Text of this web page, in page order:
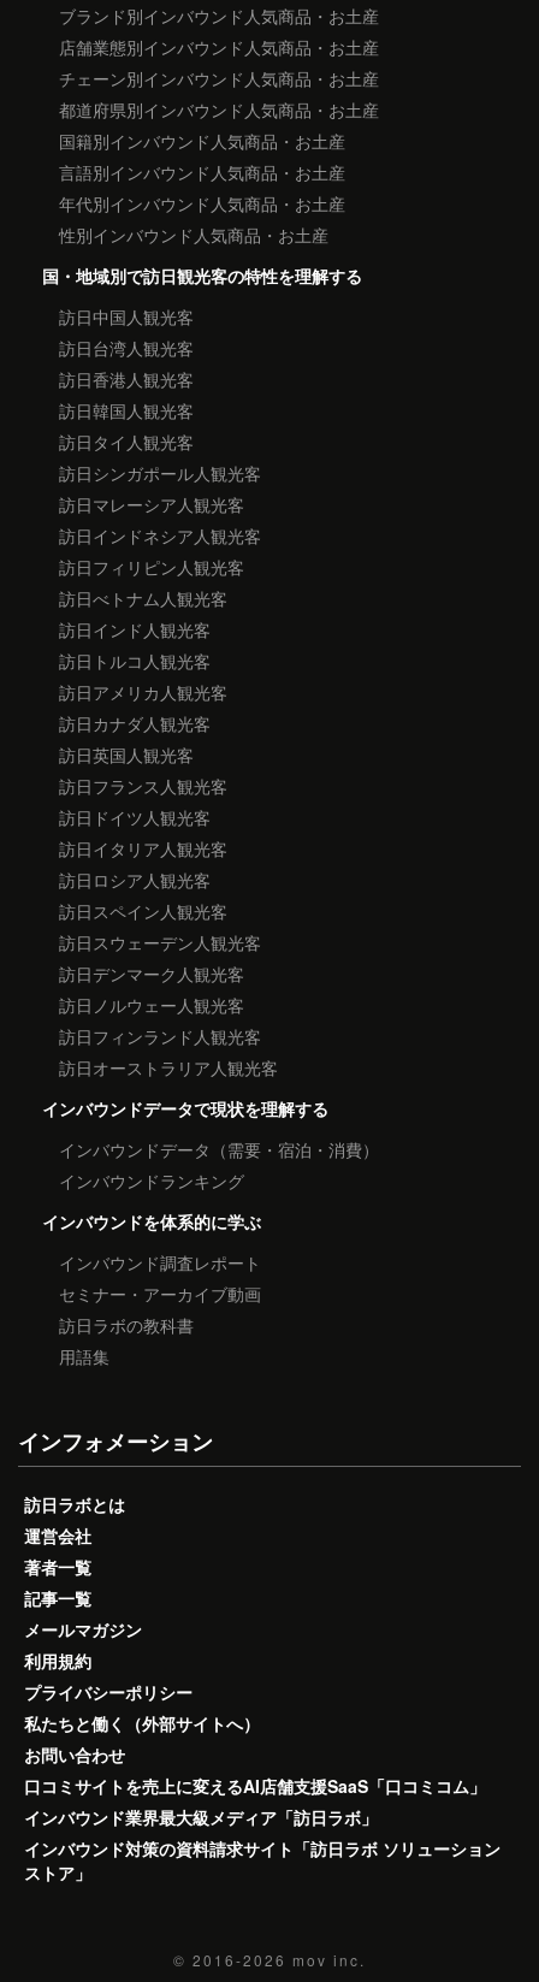
ブランド別インバウンド人気商品・お土産
店舗業態別インバウンド人気商品・お土産
チェーン別インバウンド人気商品・お土産
都道府県別インバウンド人気商品・お土産
国籍別インバウンド人気商品・お土産
言語別インバウンド人気商品・お土産
年代別インバウンド人気商品・お土産
性別インバウンド人気商品・お土産
国・地域別で訪日観光客の特性を理解する
訪日中国人観光客
訪日台湾人観光客
訪日香港人観光客
訪日韓国人観光客
訪日タイ人観光客
訪日シンガポール人観光客
訪日マレーシア人観光客
訪日インドネシア人観光客
訪日フィリピン人観光客
訪日べトナム人観光客
訪日インド人観光客
訪日トルコ人観光客
訪日アメリカ人観光客
訪日カナダ人観光客
訪日英国人観光客
訪日フランス人観光客
訪日ドイツ人観光客
訪日イタリア人観光客
訪日ロシア人観光客
訪日スペイン人観光客
訪日スウェーデン人観光客
訪日デンマーク人観光客
訪日ノルウェー人観光客
訪日フィンランド人観光客
訪日オーストラリア人観光客
インバウンドデータで現状を理解する
インバウンドデータ（需要・宿泊・消費）
インバウンドランキング
インバウンドを体系的に学ぶ
インバウンド調査レポート
セミナー・アーカイブ動画
訪日ラボの教科書
用語集
インフォメーション
訪日ラボとは
運営会社
著者一覧
記事一覧
メールマガジン
利用規約
プライバシーポリシー
私たちと働く（外部サイトへ）
お問い合わせ
口コミサイトを売上に変えるAI店舗支援SaaS「口コミコム」
インバウンド業界最大級メディア「訪日ラボ」
インバウンド対策の資料請求サイト「訪日ラボ ソリューション
ストア」
© 2016-2026 mov inc.